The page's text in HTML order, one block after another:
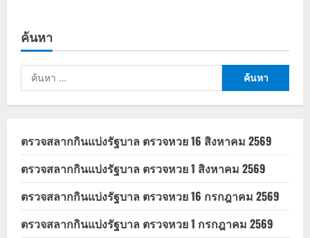
ค้นหา
ค้นหา
สำหรับ:
ตรวจสลากกินแบ่งรัฐบาล ตรวจหวย 16 สิงหาคม 2569
ตรวจสลากกินแบ่งรัฐบาล ตรวจหวย 1 สิงหาคม 2569
ตรวจสลากกินแบ่งรัฐบาล ตรวจหวย 16 กรกฎาคม 2569
ตรวจสลากกินแบ่งรัฐบาล ตรวจหวย 1 กรกฎาคม 2569